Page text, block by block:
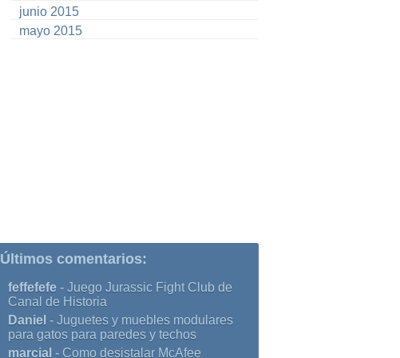
junio 2015
mayo 2015
Últimos comentarios:
feffefefe - Juego Jurassic Fight Club de
Canal de Historia
Daniel - Juguetes y muebles modulares
para gatos para paredes y techos
marcial - Como desistalar McAfee